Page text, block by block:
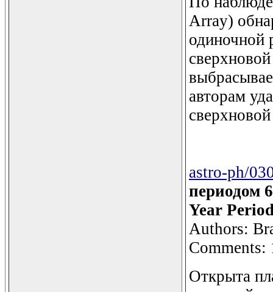
Array)
одиночной
авторам
astro-ph/
периодом
Year
Authors:
Comments:
Открыта